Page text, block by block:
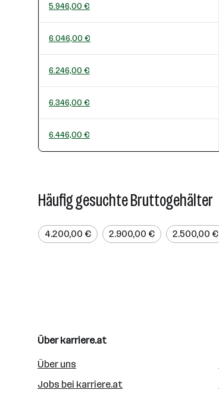
5.946,00 €
6.046,00 €
6.246,00 €
6.346,00 €
6.446,00 €
Häufig gesuchte Bruttogehälter
4.200,00 € 2.900,00 € 2.500,00 €
Über karriere.at
Über uns
Jobs bei karriere.at